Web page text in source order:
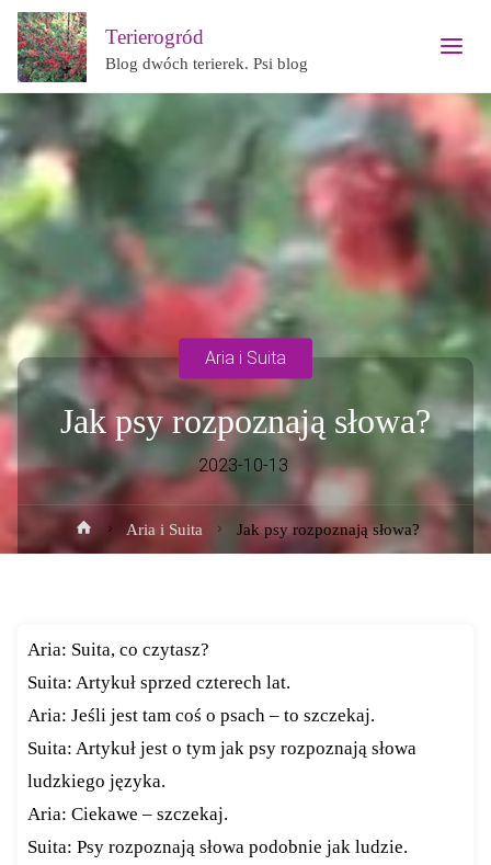
Terierogród
Blog dwóch terierek. Psi blog
Jak psy rozpoznają słowa?
2023-10-13
Aria i Suita
Strona
główna
Aria i Suita Jak psy rozpoznają słowa?
Aria: Suita, co czytasz?
Suita: Artykuł sprzed czterech lat.
Aria: Jeśli jest tam coś o psach – to szczekaj.
Suita: Artykuł jest o tym jak psy rozpoznają słowa
ludzkiego języka.
Aria: Ciekawe – szczekaj.
Suita: Psy rozpoznają słowa podobnie jak ludzie.